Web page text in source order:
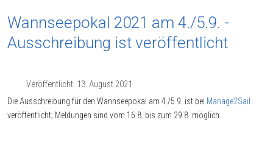
Wannseepokal 2021 am 4./5.9. -
Ausschreibung ist veröffentlicht
Veröffentlicht: 13. August 2021
Die Ausschreibung für den Wannseepokal am 4./5.9. ist bei Manage2Sail
veröffentlicht; Meldungen sind vom 16.8. bis zum 29.8. möglich.